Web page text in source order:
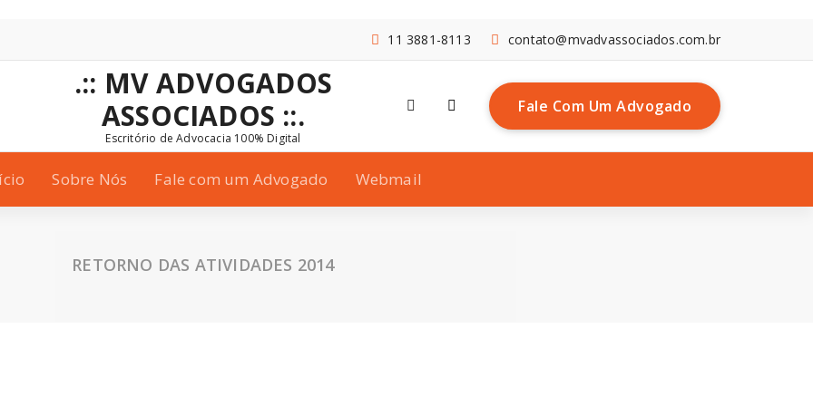
contato@mvadvassociados.com.br
11 3881-8113
.:: MV ADVOGADOS
ASSOCIADOS ::.
Escritório de Advocacia 100% Digital
Fale Com Um Advogado
Sobre Nós Fale com um Advogado Webmail
RETORNO DAS ATIVIDADES 2014